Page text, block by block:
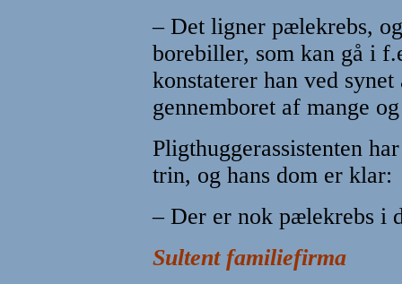
– Det ligner pælekrebs,
borebiller, som kan gå i
konstaterer han ved
gennemboret af mange
Pligthuggerassistenten
trin, og hans dom er klar:
– Der er nok pælekrebs i
Sultent familiefirma